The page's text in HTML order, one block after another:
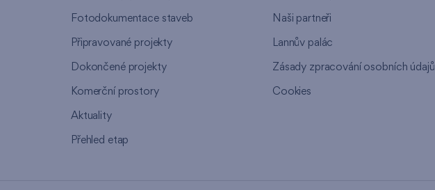
Fotodokumentace staveb
Připravované projekty
Dokončené projekty
Komerční prostory
Aktuality
Přehled etap
Naši partneři
Lannův palác
Zásady zpracování osobních údajů
Cookies